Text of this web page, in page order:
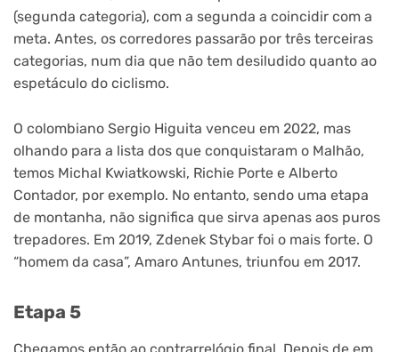
(segunda categoria), com a segunda a coincidir com a
meta. Antes, os corredores passarão por três terceiras
categorias, num dia que não tem desiludido quanto ao
espetáculo do ciclismo.
O colombiano Sergio Higuita venceu em 2022, mas
olhando para a lista dos que conquistaram o Malhão,
temos Michal Kwiatkowski, Richie Porte e Alberto
Contador, por exemplo. No entanto, sendo uma etapa
de montanha, não significa que sirva apenas aos puros
trepadores. Em 2019, Zdenek Stybar foi o mais forte. O
“homem da casa”, Amaro Antunes, triunfou em 2017.
Etapa 5